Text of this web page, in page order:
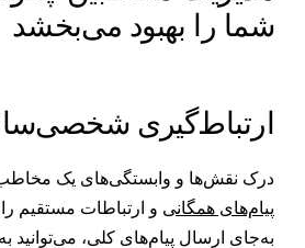
را بهبود می‌بخشد
نقش‌ها و وابستگی‌های یک مخاطب
همگانیو ارتباطات مستقیم را
ارسال پیام‌های کلی، می‌توانید به